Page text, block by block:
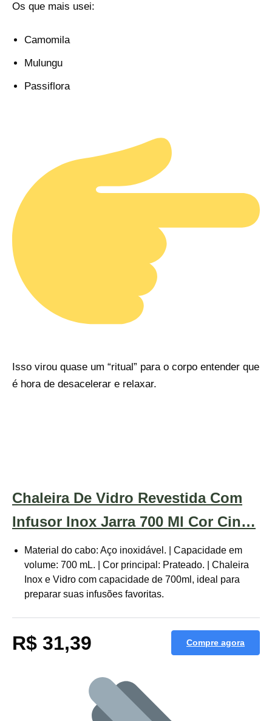
Os que mais usei:
Camomila
Mulungu
Passiflora
Isso virou quase um “ritual” para o corpo entender que
é hora de desacelerar e relaxar.
Chaleira De Vidro Revestida Com
Infusor Inox Jarra 700 Ml Cor Cin…
Material do cabo: Aço inoxidável. | Capacidade em
volume: 700 mL. | Cor principal: Prateado. | Chaleira
Inox e Vidro com capacidade de 700ml, ideal para
preparar suas infusões favoritas.
R$ 31,39 Compre agora